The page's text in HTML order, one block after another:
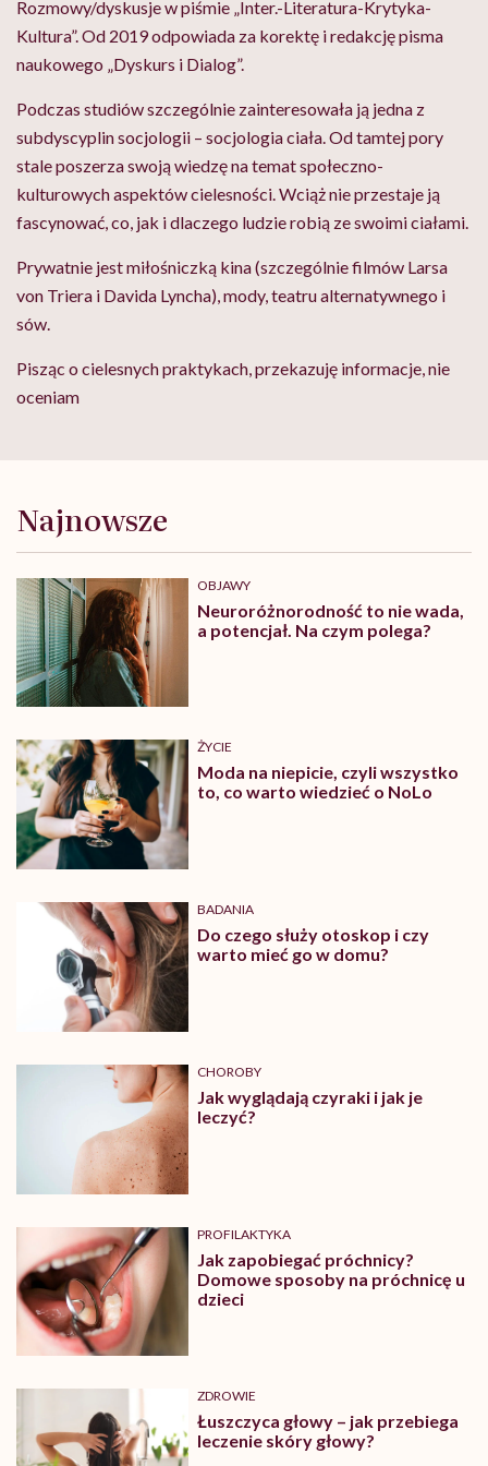
Rozmowy/dyskusje w piśmie „Inter.-Literatura-Krytyka-
Kultura”. Od 2019 odpowiada za korektę i redakcję pisma
naukowego „Dyskurs i Dialog”.
Podczas studiów szczególnie zainteresowała ją jedna z
subdyscyplin socjologii – socjologia ciała. Od tamtej pory
stale poszerza swoją wiedzę na temat społeczno-
kulturowych aspektów cielesności. Wciąż nie przestaje ją
fascynować, co, jak i dlaczego ludzie robią ze swoimi ciałami.
Prywatnie jest miłośniczką kina (szczególnie filmów Larsa
von Triera i Davida Lyncha), mody, teatru alternatywnego i
sów.
Pisząc o cielesnych praktykach, przekazuję informacje, nie
oceniam
Najnowsze
OBJAWY
Neuroróżnorodność to nie wada,
a potencjał. Na czym polega?
ŻYCIE
Moda na niepicie, czyli wszystko
to, co warto wiedzieć o NoLo
BADANIA
Do czego służy otoskop i czy
warto mieć go w domu?
CHOROBY
Jak wyglądają czyraki i jak je
leczyć?
PROFILAKTYKA
Jak zapobiegać próchnicy?
Domowe sposoby na próchnicę u
dzieci
ZDROWIE
Łuszczyca głowy – jak przebiega
leczenie skóry głowy?